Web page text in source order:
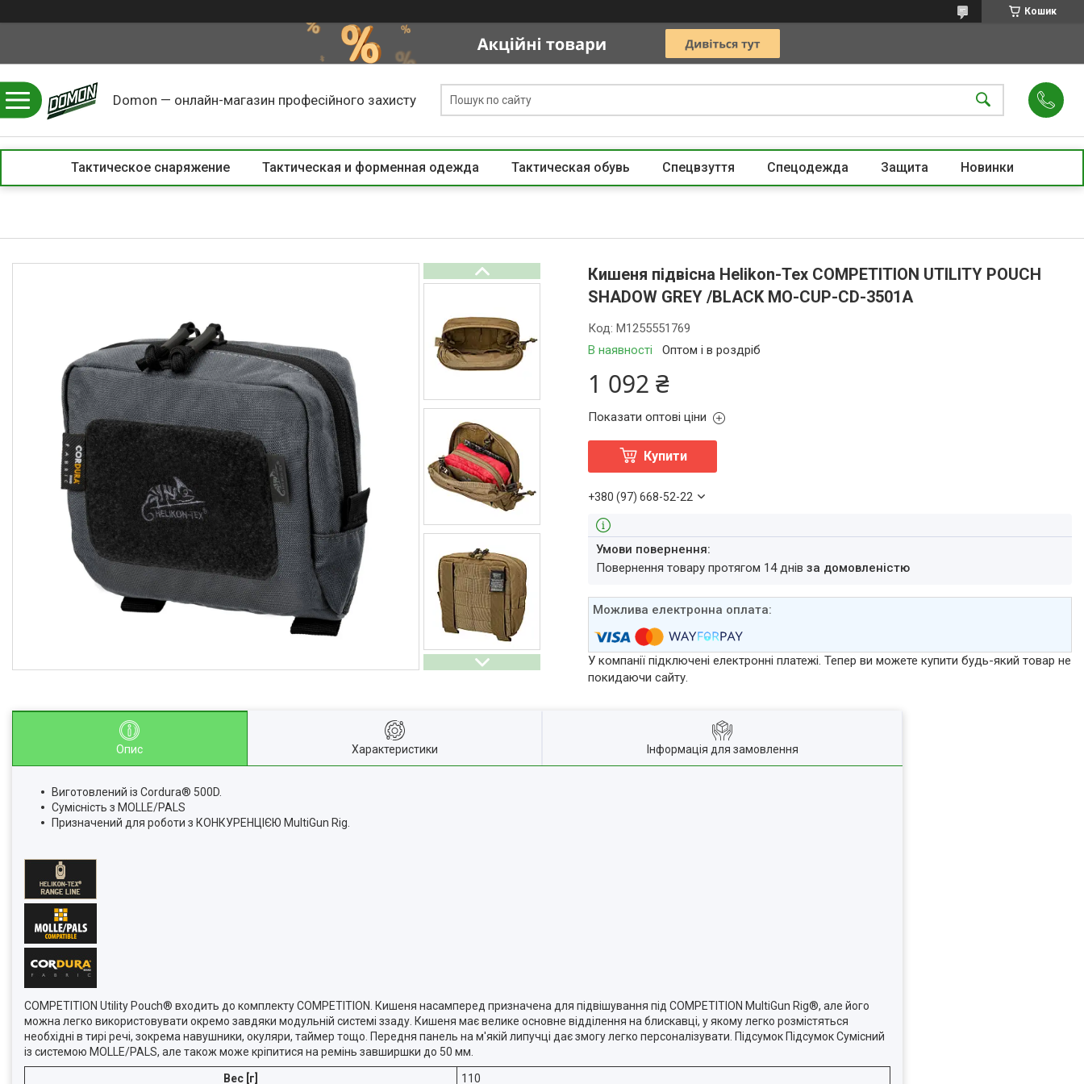
Кошик
Domon — онлайн-магазин професійного захисту
Тактическое снаряжение Тактическая и форменная одежда Тактическая обувь Спецвзуття Спецодежда Защита Новинки
Кишеня підвісна Helikon-Tex COMPETITION UTILITY POUCH
SHADOW GREY /BLACK MO-CUP-CD-3501A
В наявності Оптом і в роздріб
Код:M1255551769
1 092 ₴
Показати оптові ціни
Купити
+380 (97) 668-52-22
повернення товару протягом 14 днівза домовленістю
У компанії підключені електронні платежі. Тепер ви можете купити будь-який товар не
покидаючи сайту.
Опис Характеристики Інформація для замовлення
Виготовлений із Cordura® 500D.
Сумісність з MOLLE/PALS
Призначений для роботи з КОНКУРЕНЦІЄЮ MultiGun Rig.
COMPETITION Utility Pouch® входить до комплекту COMPETITION. Кишеня насамперед призначена для підвішування під COMPETITION MultiGun Rig®, але його
можна легко використовувати окремо завдяки модульній системі ззаду. Кишеня має велике основне відділення на блискавці, у якому легко розмістяться
необхідні в тирі речі, зокрема навушники, окуляри, таймер тощо. Передня панель на м'якій липучці дає змогу легко персоналізувати. Підсумок Підсумок Сумісний
із системою MOLLE/PALS, але також може кріпитися на ремінь завширшки до 50 мм.
Вес [г]
110